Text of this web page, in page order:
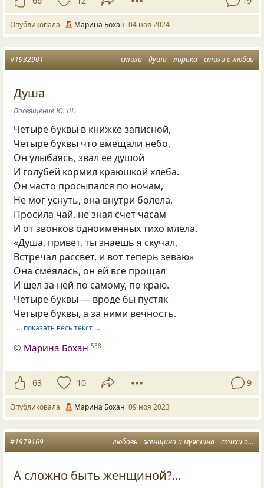
Опубликовала Марина Бохан 04 ноя 2024
стихи душа лирика стихи о любви
#1932901
Душа
Посвящение Ю. Ш.
Четыре буквы в книжке записной,
Четыре буквы что вмещали небо,
Он улыбаясь, звал ее душой
И голубей кормил краюшкой хлеба.
Он часто просыпался по ночам,
Не мог уснуть, она внутри болела,
Просила чай, не зная счет часам
И от звонков одноименных тихо млела.
«Душа, привет, ты знаешь я скучал,
Встречал рассвет, и вот теперь зеваю»
Она смеялась, он ей все прощал
И шел за ней по самому, по краю.
Четыре буквы — вроде бы пустяк
Четыре буквы, а за ними вечность.
… показать весь текст …
© Марина Бохан 538
63 10 9
Опубликовала Марина Бохан 09 ноя 2023
любовь женщина и мужчина стихи о любви
#1979169
А сложно быть женщиной?...